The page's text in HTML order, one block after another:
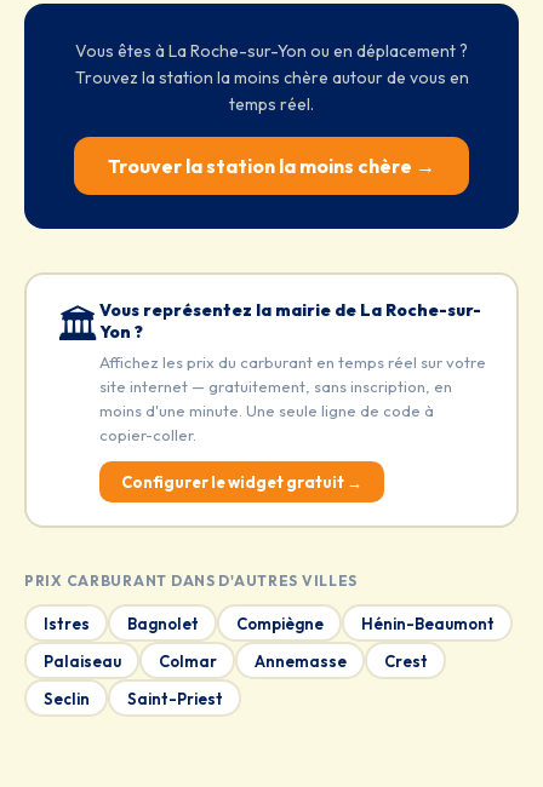
Vous êtes à La Roche-sur-Yon ou en déplacement ?
Trouvez la station la moins chère autour de vous en
temps réel.
Trouver la station la moins chère →
🏛️Vous représentez la mairie de La Roche-sur-
Yon ?
Affichez les prix du carburant en temps réel sur votre
site internet — gratuitement, sans inscription, en
moins d'une minute. Une seule ligne de code à
copier-coller.
Configurer le widget gratuit →
PRIX CARBURANT DANS D'AUTRES VILLES
Istres Bagnolet Compiègne
Hénin-Beaumont
Palaiseau
Colmar Annemasse
Crest
Seclin
Saint-Priest